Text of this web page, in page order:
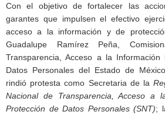
Con el objetivo de fortalecer las
garantes que impulsen el efectivo
acceso a la información y de
Guadalupe Ramírez Peña,
Transparencia, Acceso a la
Datos Personales del Estado de
rindió protesta como Secretaria de la
Nacional de Transparencia, Acceso a
Protección de Datos Personales (SNT);